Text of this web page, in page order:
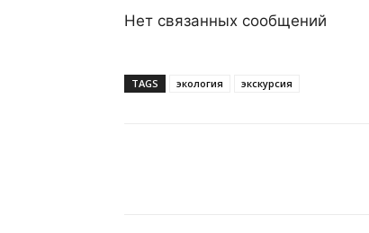
Нет связанных сообщений
TAGS экология экскурсия